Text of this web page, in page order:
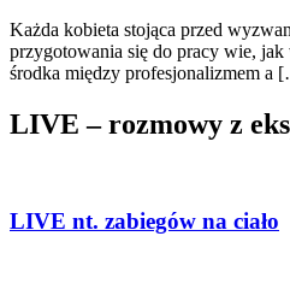
Każda kobieta stojąca przed
przygotowania się do pracy wie, jak
środka między profesjonalizmem a
LIVE – rozmowy z
LIVE nt. zabiegów na ciało